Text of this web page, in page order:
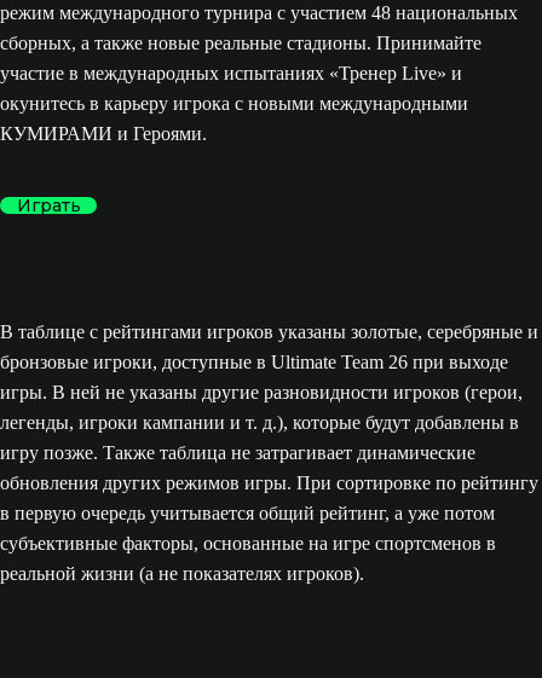
режим международного турнира с участием 48 национальных
сборных, а также новые реальные стадионы. Принимайте
участие в международных испытаниях «Тренер Live» и
окунитесь в карьеру игрока с новыми международными
КУМИРАМИ и Героями.
Играть
В таблице с рейтингами игроков указаны золотые, серебряные и
бронзовые игроки, доступные в Ultimate Team 26 при выходе
игры. В ней не указаны другие разновидности игроков (герои,
легенды, игроки кампании и т. д.), которые будут добавлены в
игру позже. Также таблица не затрагивает динамические
обновления других режимов игры. При сортировке по рейтингу
в первую очередь учитывается общий рейтинг, а уже потом
субъективные факторы, основанные на игре спортсменов в
реальной жизни (а не показателях игроков).